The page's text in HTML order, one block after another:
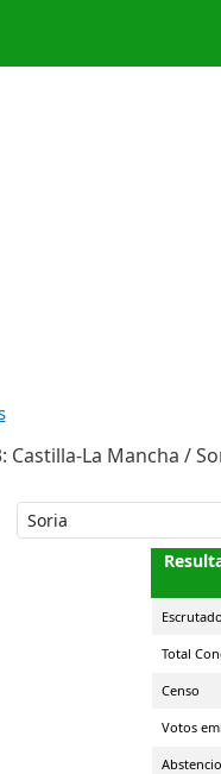
Castilla-La Mancha /
Escrutado
Total
Censo
Votos